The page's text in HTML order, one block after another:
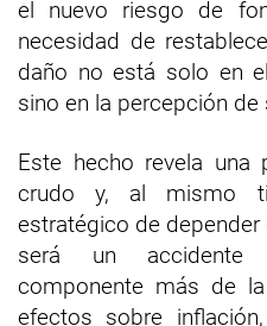
el nuevo riesgo de
necesidad de
daño no está solo en
sino en la percepción
Este hecho revela una
crudo y, al mismo
estratégico de depender
será un accidente
componente más de
efectos sobre